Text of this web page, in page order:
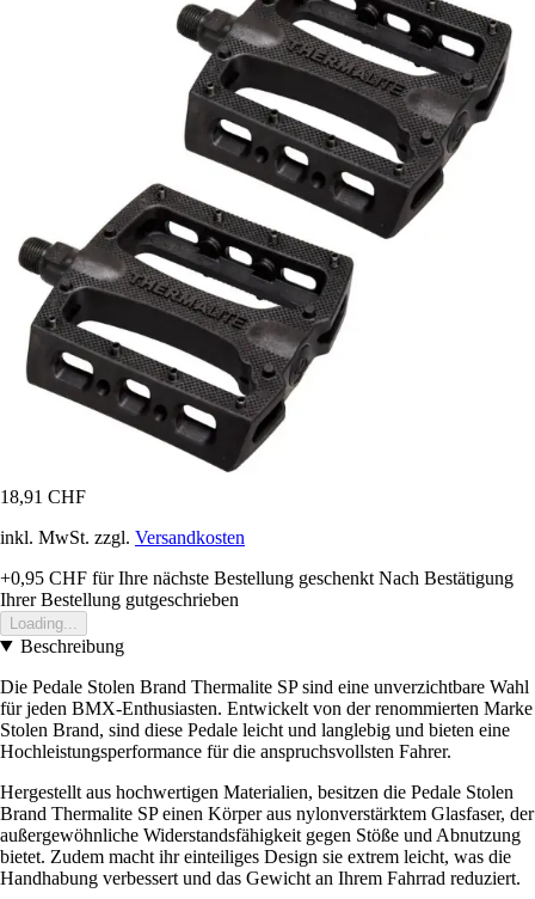
18,91 CHF
inkl. MwSt. zzgl. Versandkosten
+0,95 CHF für Ihre nächste Bestellung geschenkt Nach Bestätigung
Ihrer Bestellung gutgeschrieben
Loading...
Beschreibung
Die Pedale Stolen Brand Thermalite SP sind eine unverzichtbare Wahl
für jeden BMX-Enthusiasten. Entwickelt von der renommierten Marke
Stolen Brand, sind diese Pedale leicht und langlebig und bieten eine
Hochleistungsperformance für die anspruchsvollsten Fahrer.
Hergestellt aus hochwertigen Materialien, besitzen die Pedale Stolen
Brand Thermalite SP einen Körper aus nylonverstärktem Glasfaser, der
außergewöhnliche Widerstandsfähigkeit gegen Stöße und Abnutzung
bietet. Zudem macht ihr einteiliges Design sie extrem leicht, was die
Handhabung verbessert und das Gewicht an Ihrem Fahrrad reduziert.